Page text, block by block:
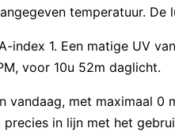
temperatuur.
index 1. Een matige UV
voor 10u 52m daglicht.
vandaag, met maximaal
in lijn met het